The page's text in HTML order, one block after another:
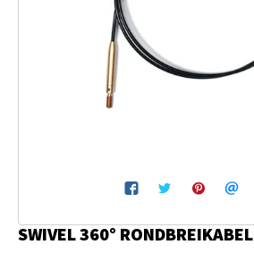
Breien & Haken
SWIVEL 360° RONDBREIKABEL